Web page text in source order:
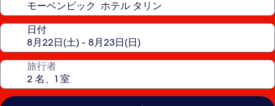
日付
旅行者